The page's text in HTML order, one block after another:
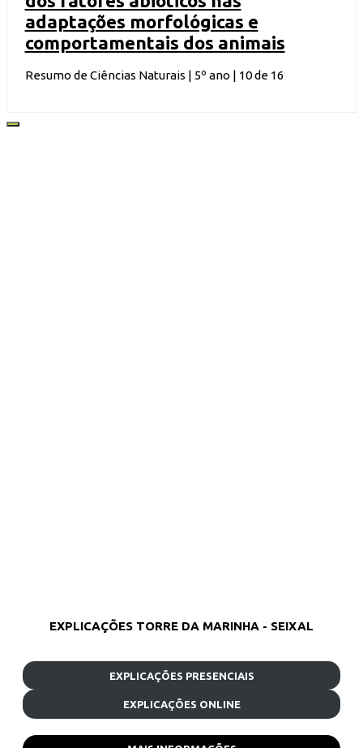
adaptações morfológicas e
comportamentais dos animais
Resumo de Ciências Naturais | 5º ano | 10 de 16
EXPLICAÇÕES TORRE DA MARINHA - SEIXAL
EXPLICAÇÕES PRESENCIAIS
EXPLICAÇÕES ONLINE